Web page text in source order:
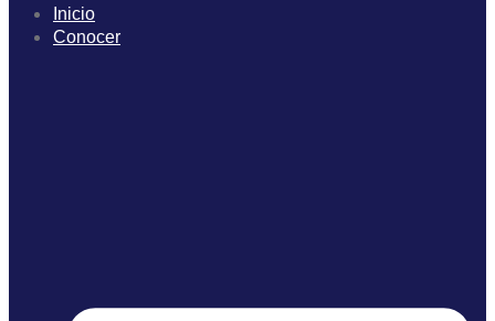
Inicio
Conocer